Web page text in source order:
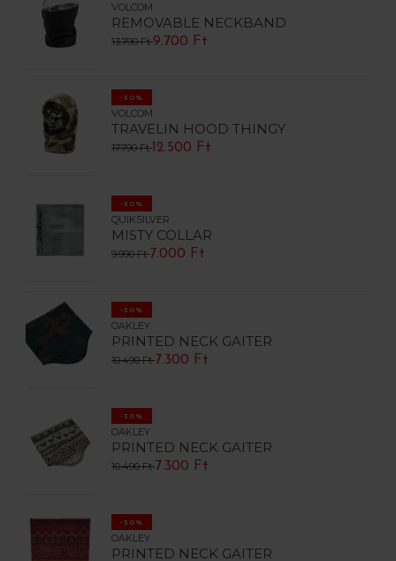
VOLCOM
REMOVABLE NECKBAND
13.790 Ft9.700 Ft
-30%
VOLCOM
TRAVELIN HOOD THINGY
17.790 Ft 12.500 Ft
-30%
QUIKSILVER
MISTY COLLAR
9.990 Ft7.000 Ft
-30%
OAKLEY
PRINTED NECK GAITER
10.490 Ft7.300 Ft
-30%
OAKLEY
PRINTED NECK GAITER
10.490 Ft7.300 Ft
-30%
OAKLEY
PRINTED NECK GAITER